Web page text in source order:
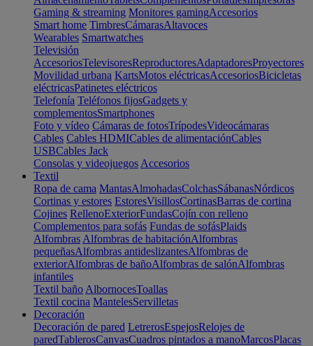
Gaming & streaming Monitores gamingAccesorios
Smart home TimbresCámarasAltavoces
Wearables Smartwatches
Televisión
AccesoriosTelevisoresReproductoresAdaptadoresProyectores
Movilidad urbana KartsMotos eléctricasAccesoriosBicicletas
eléctricasPatinetes eléctricos
Telefonía Teléfonos fijosGadgets y
complementosSmartphones
Foto y vídeo Cámaras de fotosTrípodesVideocámaras
Cables Cables HDMICables de alimentaciónCables
USBCables Jack
Consolas y videojuegos Accesorios
Textil
Ropa de cama MantasAlmohadasColchasSábanasNórdicos
Cortinas y estores EstoresVisillosCortinasBarras de cortina
Cojines RellenoExteriorFundasCojín con relleno
Complementos para sofás Fundas de sofásPlaids
Alfombras Alfombras de habitaciónAlfombras
pequeñasAlfombras antideslizantesAlfombras de
exteriorAlfombras de bañoAlfombras de salónAlfombras
infantiles
Textil baño AlbornocesToallas
Textil cocina MantelesServilletas
Decoración
Decoración de pared LetrerosEspejosRelojes de
paredTablerosCanvasCuadros pintados a manoMarcosPlacas